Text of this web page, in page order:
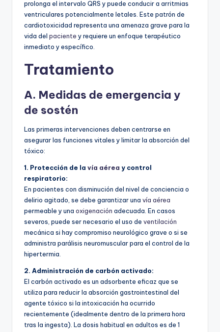
prolonga el intervalo QRS y puede conducir a arritmias
ventriculares potencialmente letales. Este patrón de
cardiotoxicidad representa una amenaza grave para la
vida del paciente y requiere un enfoque terapéutico
inmediato y específico.
Tratamiento
A. Medidas de emergencia y
de sostén
Las primeras intervenciones deben centrarse en
asegurar las funciones vitales y limitar la absorción del
tóxico:
1. Protección de la vía aérea y control
respiratorio:
En pacientes con disminución del nivel de conciencia o
delirio agitado, se debe garantizar una vía aérea
permeable y una oxigenación adecuada. En casos
severos, puede ser necesario el uso de ventilación
mecánica si hay compromiso neurológico grave o si se
administra parálisis neuromuscular para el control de la
hipertermia.
2. Administración de carbón activado:
El carbón activado es un adsorbente eficaz que se
utiliza para reducir la absorción gastrointestinal del
agente tóxico si la intoxicación ha ocurrido
recientemente (idealmente dentro de la primera hora
tras la ingesta). La dosis habitual en adultos es de 1